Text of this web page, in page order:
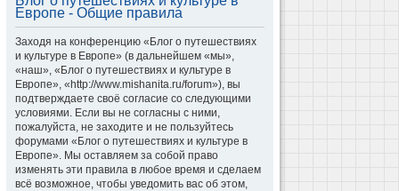
Европе - Общие правила
Заходя на конференцию «Блог о путешествиях
и культуре в Европе» (в дальнейшем «мы»,
«наш», «Блог о путешествиях и культуре в
Европе», «http://www.mishanita.ru/forum»), вы
подтверждаете своё согласие со следующими
условиями. Если вы не согласны с ними,
пожалуйста, не заходите и не пользуйтесь
форумами «Блог о путешествиях и культуре в
Европе». Мы оставляем за собой право
изменять эти правила в любое время и сделаем
всё возможное, чтобы уведомить вас об этом,